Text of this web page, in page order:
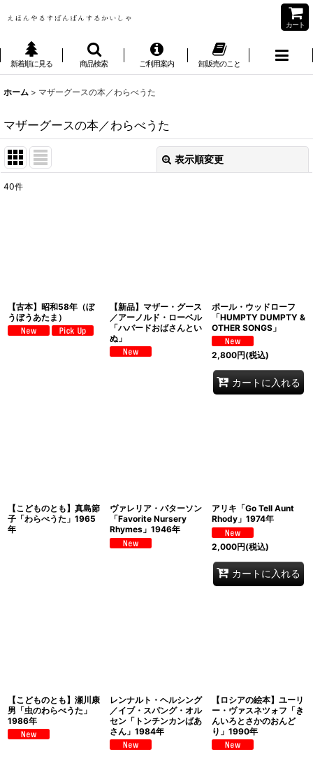
カート
新着順に見る 商品検索 ご利用案内 卸販売のこと
ホーム > マザーグースの本／わらべうた
マザーグースの本／わらべうた
表示順変更
40件
【古本】昭和58年（ぼ
うぼうあたま）
【新品】マザー・グース
／アーノルド・ローベル
「ハバードおばさんとい
ぬ」
ポール・ウッドローフ
「HUMPTY DUMPTY &
OTHER SONGS」
2,800円(税込)
カートに入れる
【こどものとも】真島節
子「わらべうた」1965
年
ヴァレリア・パターソン
「Favorite Nursery
Rhymes」1946年
アリキ「Go Tell Aunt
Rhody」1974年
2,000円(税込)
カートに入れる
【こどものとも】瀬川康
男「虫のわらべうた」
1986年
レンナルト・ヘルシング
／イブ・スパング・オル
セン「トンチンカンばあ
さん」1984年
【ロシアの絵本】ユーリ
ー・ヴァスネツォフ「き
んいろとさかのおんど
り」1990年